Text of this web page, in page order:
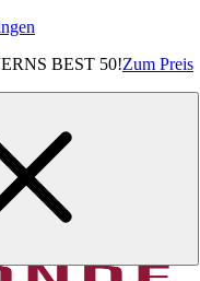
BEST 50!Zum Preis